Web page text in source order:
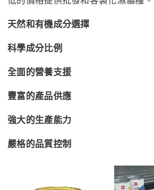
天然和有機成分選擇
科學成分比例
全面的營養支援
豐富的產品供應
強大的生產能力
嚴格的品質控制